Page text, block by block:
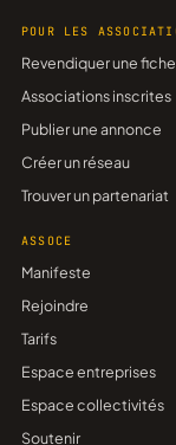
POUR LES
Revendiquer une fiche
Associations inscrites
Publier une annonce
Créer un réseau
Trouver un partenariat
ASSOCE
Manifeste
Rejoindre
Tarifs
Espace entreprises
Espace collectivités
Soutenir